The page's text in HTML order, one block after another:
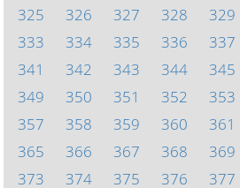
325
326 327 328 329
333
334 335 336 337
341
342 343 344 345
349
350 351 352 353
357
358 359 360 361
365
366 367 368 369
373
374 375 376 377